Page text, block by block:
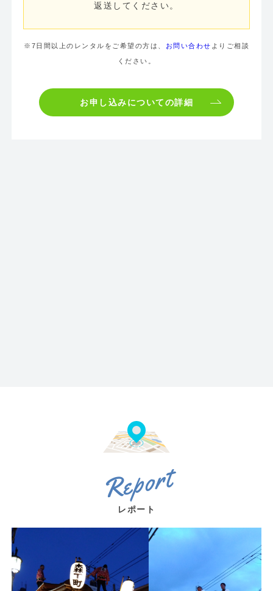
返送してください。
※7日間以上のレンタルをご希望の方は、 お問い合わせ よりご相談
ください。
お申し込みについての詳細
Report
レポート